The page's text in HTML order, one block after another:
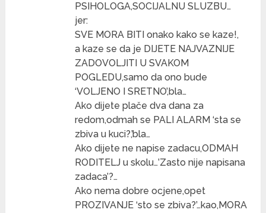
PSIHOLOGA,SOCIJALNU SLUZBU…
jer:
SVE MORA BITI onako kako se kaze!,
a kaze se da je DIJETE NAJVAZNIJE
ZADOVOLJITI U SVAKOM
POGLEDU,samo da ono bude
‘VOLJENO I SRETNO’,bla…
Ako dijete plače dva dana za
redom,odmah se PALI ALARM ‘sta se
zbiva u kuci?,’bla…
Ako dijete ne napise zadacu,ODMAH
RODITELJ u skolu…’Zasto nije napisana
zadaca’?…
Ako nema dobre ocjene,opet
PROZIVANJE ‘sto se zbiva?’…kao,MORA